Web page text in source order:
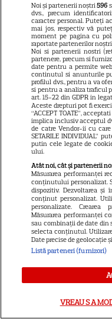
17
15
Noi și partenerii noștri596
dvs., precum
caracter personal. Puteți
mai jos, respectiv vă
moment pe pagina cu
raportate partenerilor
Noi si partenerii nostri
partenere, precum si
date pentru a permite
continutul si anunturile
profilul dvs., pentru a va
si pentru a analiza traficul
art. 15-22 din GDPR in
Aceste drepturi pot fi
“ACCEPT TOATE”,
implica inclusiv acceptul
de catre Vendor-ii cu care
SETARILE INDIVIDUAL”
putin cele legate de
ului.
Atât noi, cât și partenerii
Măsurarea performanței
conținutului personalizat.
dispozitiv. Dezvoltarea și
conținut personalizat.
personalizate. Crearea
Măsurarea performanței
sau combinații de date din
selecta conținutul.
Date precise de geolocație
Listă parteneri (furnizori)
VREAU SA